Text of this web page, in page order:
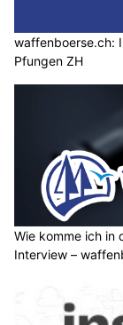
waffenboerse.ch:
Pfungen ZH
Wie komme ich in
Interview –